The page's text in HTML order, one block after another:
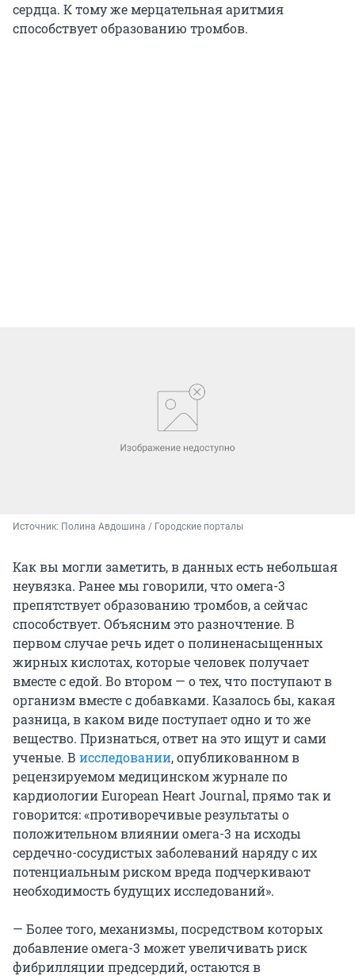
сердца. К тому же мерцательная аритмия
способствует образованию тромбов.
Источник: Полина Авдошина / Городские порталы
Как вы могли заметить, в данных есть небольшая
неувязка. Ранее мы говорили, что омега-3
препятствует образованию тромбов, а сейчас
способствует. Объясним это разночтение. В
первом случае речь идет о полиненасыщенных
жирных кислотах, которые человек получает
вместе с едой. Во втором — о тех, что поступают в
организм вместе с добавками. Казалось бы, какая
разница, в каком виде поступает одно и то же
вещество. Признаться, ответ на это ищут и сами
ученые. В исследовании, опубликованном в
рецензируемом медицинском журнале по
кардиологии European Heart Journal, прямо так и
говорится: «противоречивые результаты о
положительном влиянии омега-3 на исходы
сердечно-сосудистых заболеваний наряду с их
потенциальным риском вреда подчеркивают
необходимость будущих исследований».
— Более того, механизмы, посредством которых
добавление омега-3 может увеличивать риск
фибрилляции предсердий, остаются в